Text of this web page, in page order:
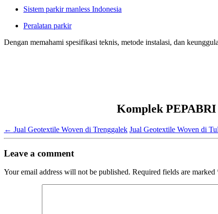
Sistem parkir manless Indonesia
Peralatan parkir
Dengan memahami spesifikasi teknis, metode instalasi, dan
Komplek PEPABRI
← Jual Geotextile Woven di Trenggalek Jual Geotextile Woven di
Leave a comment
Your email address will not be published. Required fields are marked